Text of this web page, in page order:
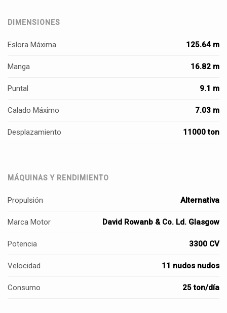
DIMENSIONES
Eslora Máxima 125.64 m
Manga 16.82 m
Puntal 9.1 m
Calado Máximo 7.03 m
Desplazamiento 11000 ton
MÁQUINAS Y RENDIMIENTO
Propulsión Alternativa
Marca Motor David Rowanb & Co. Ld. Glasgow
Potencia 3300 CV
Velocidad 11 nudos nudos
Consumo 25 ton/día